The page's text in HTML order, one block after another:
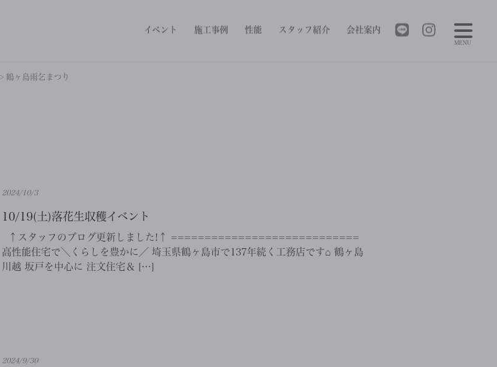
イベント 施工事例 性能 スタッフ紹介 会社案内
> 鶴ヶ島雨乞まつり
2024/10/3
10/19(土)落花生収穫イベント
↑スタッフのブログ更新しました!↑ ============================
高性能住宅で＼くらしを豊かに／ 埼玉県鶴ヶ島市で137年続く工務店です⌂ 鶴ヶ島
川越 坂戸を中心に 注文住宅＆ […]
2024/9/30
MENU